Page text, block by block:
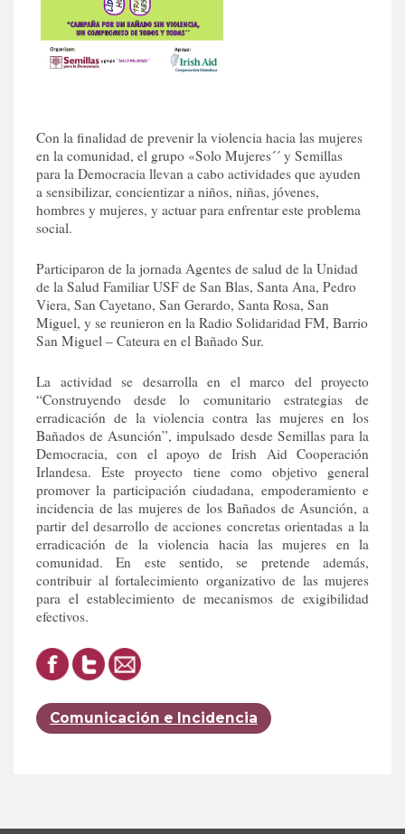
Con la finalidad de prevenir la violencia hacia las mujeres
en la comunidad, el grupo «Solo Mujeres´´ y Semillas
para la Democracia llevan a cabo actividades que ayuden
a sensibilizar, concientizar a niños, niñas, jóvenes,
hombres y mujeres, y actuar para enfrentar este problema
social.
Participaron de la jornada Agentes de salud de la Unidad
de la Salud Familiar USF de San Blas, Santa Ana, Pedro
Viera, San Cayetano, San Gerardo, Santa Rosa, San
Miguel, y se reunieron en la Radio Solidaridad FM, Barrio
San Miguel – Cateura en el Bañado Sur.
La actividad se desarrolla en el marco del proyecto
“Construyendo desde lo comunitario estrategias de
erradicación de la violencia contra las mujeres en los
Bañados de Asunción”, impulsado desde Semillas para la
Democracia, con el apoyo de Irish Aid Cooperación
Irlandesa. Este proyecto tiene como objetivo general
promover la participación ciudadana, empoderamiento e
incidencia de las mujeres de los Bañados de Asunción, a
partir del desarrollo de acciones concretas orientadas a la
erradicación de la violencia hacia las mujeres en la
comunidad. En este sentido, se pretende además,
contribuir al fortalecimiento organizativo de las mujeres
para el establecimiento de mecanismos de exigibilidad
efectivos.
Comunicación e Incidencia